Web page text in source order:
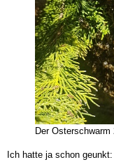
Der Osterschwarm
Ich hatte ja schon